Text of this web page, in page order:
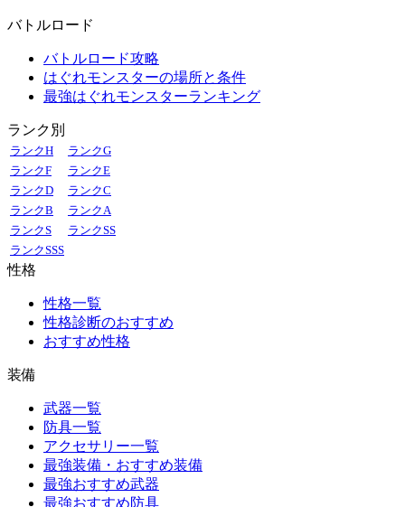
バトルロード
バトルロード攻略
はぐれモンスターの場所と条件
最強はぐれモンスターランキング
ランク別
ランクH
ランクG
ランクF
ランクE
ランクD
ランクC
ランクB
ランクA
ランクS
ランクSS
ランクSSS
性格
性格一覧
性格診断のおすすめ
おすすめ性格
装備
武器一覧
防具一覧
アクセサリー一覧
最強装備・おすすめ装備
最強おすすめ武器
最強おすすめ防具